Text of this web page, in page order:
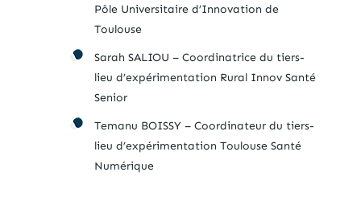
Pôle Universitaire d’Innovation de
Toulouse
Sarah SALIOU – Coordinatrice du tiers-
lieu d’expérimentation Rural Innov Santé
Senior
Temanu BOISSY – Coordinateur du tiers-
lieu d’expérimentation Toulouse Santé
Numérique